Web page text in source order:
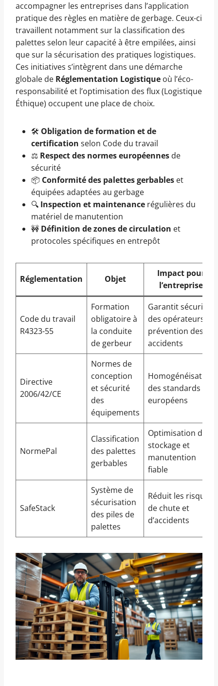
accompagner les entreprises dans l’application
pratique des règles en matière de gerbage. Ceux-ci
travaillent notamment sur la classification des
palettes selon leur capacité à être empilées, ainsi
que sur la sécurisation des pratiques logistiques.
Ces initiatives s’intègrent dans une démarche
globale de Réglementation Logistique où l’éco-
responsabilité et l’optimisation des flux (Logistique
Éthique) occupent une place de choix.
🛠️ Obligation de formation et de
certification selon Code du travail
⚖️ Respect des normes européennes de
sécurité
📦 Conformité des palettes gerbables et
équipées adaptées au gerbage
🔍 Inspection et maintenance régulières du
matériel de manutention
🚧 Définition de zones de circulation et
protocoles spécifiques en entrepôt
Réglementation Objet
Impact pour
l’entreprise
Code du travail
R4323-55
Formation
obligatoire à
la conduite
de gerbeur
Garantit sécurité
des opérateurs et
prévention des
accidents
Directive
2006/42/CE
Normes de
conception
et sécurité
des
équipements
Homogénéisation
des standards
européens
NormePal
Classification
des palettes
gerbables
Optimisation du
stockage et
manutention
fiable
SafeStack
Système de
sécurisation
des piles de
palettes
Réduit les risques
de chute et
d’accidents